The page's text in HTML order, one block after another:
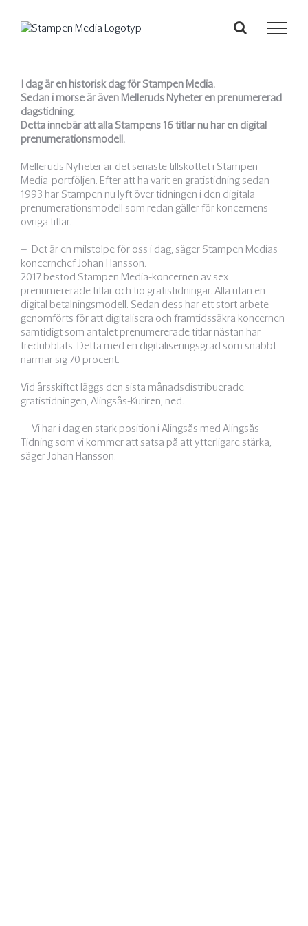
innehållet
I dag är en historisk dag för Stampen Media.
Sedan i morse är även Melleruds Nyheter en prenumererad
dagstidning.
Detta innebär att alla Stampens 16 titlar nu har en digital
prenumerationsmodell.
Melleruds Nyheter är det senaste tillskottet i Stampen
Media-portföljen. Efter att ha varit en gratistidning sedan
1993 har Stampen nu lyft över tidningen i den digitala
prenumerationsmodell som redan gäller för koncernens
övriga titlar.
– Det är en milstolpe för oss i dag, säger Stampen Medias
koncernchef Johan Hansson.
2017 bestod Stampen Media-koncernen av sex
prenumererade titlar och tio gratistidningar. Alla utan en
digital betalningsmodell. Sedan dess har ett stort arbete
genomförts för att digitalisera och framtidssäkra koncernen
samtidigt som antalet prenumererade titlar nästan har
tredubblats. Detta med en digitaliseringsgrad som snabbt
närmar sig 70 procent.
Vid årsskiftet läggs den sista månadsdistribuerade
gratistidningen, Alingsås-Kuriren, ned.
– Vi har i dag en stark position i Alingsås med Alingsås
Tidning som vi kommer att satsa på att ytterligare stärka,
säger Johan Hansson.